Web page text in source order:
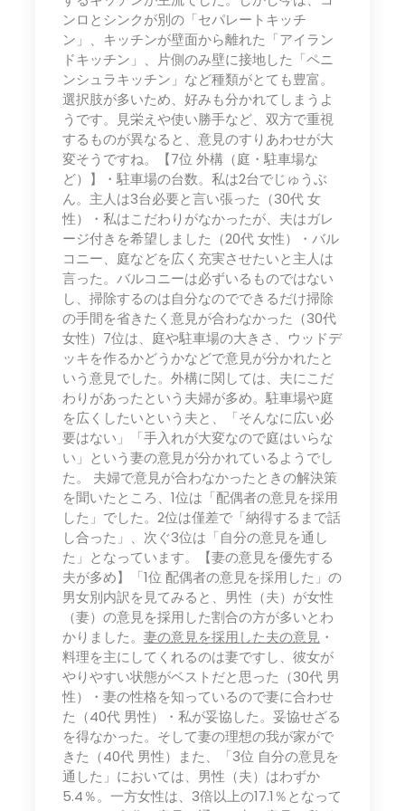
ンロとシンクが別の「セパレートキッチ
ン」、キッチンが壁面から離れた「アイラン
ドキッチン」、片側のみ壁に接地した「ペニ
ンシュラキッチン」など種類がとても豊富。
選択肢が多いため、好みも分かれてしまうよ
うです。見栄えや使い勝手など、双方で重視
するものが異なると、意見のすりあわせが大
変そうですね。【7位 外構（庭・駐車場な
ど）】・駐車場の台数。私は2台でじゅうぶ
ん。主人は3台必要と言い張った（30代 女
性）・私はこだわりがなかったが、夫はガレ
ージ付きを希望しました（20代 女性）・バル
コニー、庭などを広く充実させたいと主人は
言った。バルコニーは必ずいるものではない
し、掃除するのは自分なのでできるだけ掃除
の手間を省きたく意見が合わなかった（30代
女性）7位は、庭や駐車場の大きさ、ウッドデ
ッキを作るかどうかなどで意見が分かれたと
いう意見でした。外構に関しては、夫にこだ
わりがあったという夫婦が多め。駐車場や庭
を広くしたいという夫と、「そんなに広い必
要はない」「手入れが大変なので庭はいらな
い」という妻の意見が分かれているようでし
た。 夫婦で意見が合わなかったときの解決策
を聞いたところ、1位は「配偶者の意見を採用
した」でした。2位は僅差で「納得するまで話
し合った」、次ぐ3位は「自分の意見を通し
た」となっています。【妻の意見を優先する
夫が多め】「1位 配偶者の意見を採用した」の
男女別内訳を見てみると、男性（夫）が女性
（妻）の意見を採用した割合の方が多いとわ
かりました。 妻の意見を採用した夫の意見 ・
料理を主にしてくれるのは妻ですし、彼女が
やりやすい状態がベストだと思った（30代 男
性）・妻の性格を知っているので妻に合わせ
た（40代 男性）・私が妥協した。妥協せざる
を得なかった。そして妻の理想の我が家がで
きた（40代 男性）また、「3位 自分の意見を
通した」においては、男性（夫）はわずか
5.4％。一方女性は、3倍以上の17.1％となって